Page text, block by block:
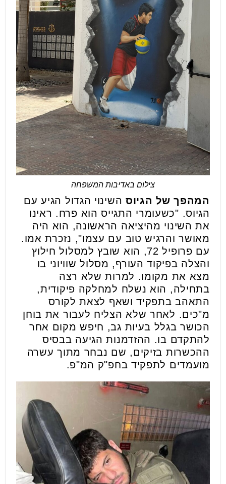
צילום באדיבות המשפחה
המהפך של הגיוס השינוי הגדול הגיע עם
הגיוס. "כשעומרי התגייס הוא פרח. ראינו
את השינוי מהיציאה הראשונה, הוא היה
מאושר והרגיש טוב עם עצמו", נזכרת אמו.
עם פרופיל 72, הוא שובץ למסלול חילוץ
והצלה בפיקוד העורף, מסלול שוויוני בו
מצא את מקומו. למרות שלא רצה
בתחילה, הוא נשלח למחלקה פיקודית,
התאהב בתפקיד ושאף לצאת לקורס
מ"כים. לאחר שלא הצליח לעבור את בוחן
הכושר בגלל בעיות גב, חיפש מקום אחר
להתקדם בו. ההזדמנות הגיעה בבסיס
ההכשרות בזיקים, שם נבחר מתוך עשרה
מועמדים לתפקיד בחפ"ק המ"פ.